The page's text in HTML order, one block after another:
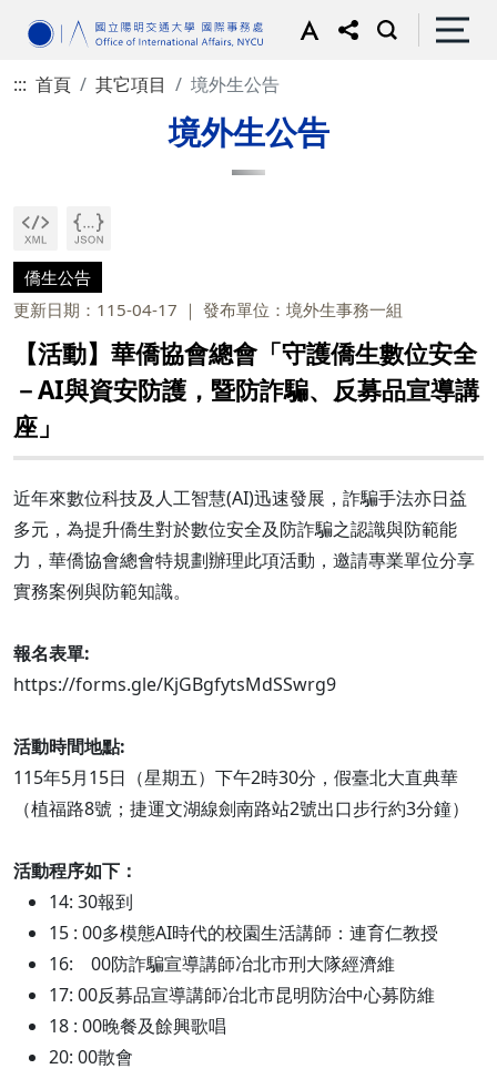
::: 首頁 其它項目 境外生公告
境外生公告
僑生公告
更新日期：115-04-17
發布單位：境外生事務一組
【活動】華僑協會總會「守護僑生數位安全
－AI與資安防護，暨防詐騙、反募品宣導講
座」
近年來數位科技及人工智慧(AI)迅速發展，詐騙手法亦日益
多元，為提升僑生對於數位安全及防詐騙之認識與防範能
力，華僑協會總會特規劃辦理此項活動，邀請專業單位分享
實務案例與防範知識。
報名表單:
https://forms.gle/KjGBgfytsMdSSwrg9
活動時間地點:
115年5月15日（星期五）下午2時30分，假臺北大直典華
（植福路8號；捷運文湖線劍南路站2號出口步行約3分鐘）
活動程序如下：
14: 30報到
15 : 00多模態AI時代的校園生活講師：連育仁教授
16: 00防詐騙宣導講師冶北市刑大隊經濟維
17: 00反募品宣導講師冶北市昆明防治中心募防維
18 : 00晚餐及餘興歌唱
20: 00散會